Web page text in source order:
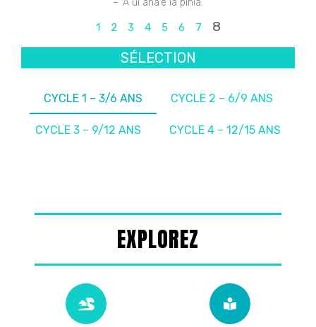
1 2 3 4 5 6 7 8
SÉLECTION
CYCLE 1 – 3/6 ANS CYCLE 2 – 6/9 ANS
CYCLE 3 – 9/12 ANS CYCLE 4 – 12/15 ANS
EXPLOREZ